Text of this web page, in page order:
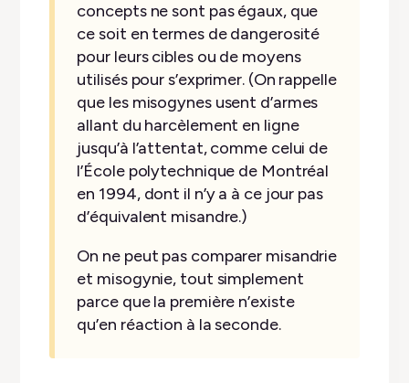
concepts ne sont pas égaux, que
ce soit en termes de dangerosité
pour leurs cibles ou de moyens
utilisés pour s’exprimer. (On rappelle
que les misogynes usent d’armes
allant du harcèlement en ligne
jusqu’à l’attentat, comme celui de
l’École polytechnique de Montréal
en 1994, dont il n’y a à ce jour pas
d’équivalent misandre.)
On ne peut pas comparer misandrie
et misogynie, tout simplement
parce que la première n’existe
qu’en réaction à la seconde.